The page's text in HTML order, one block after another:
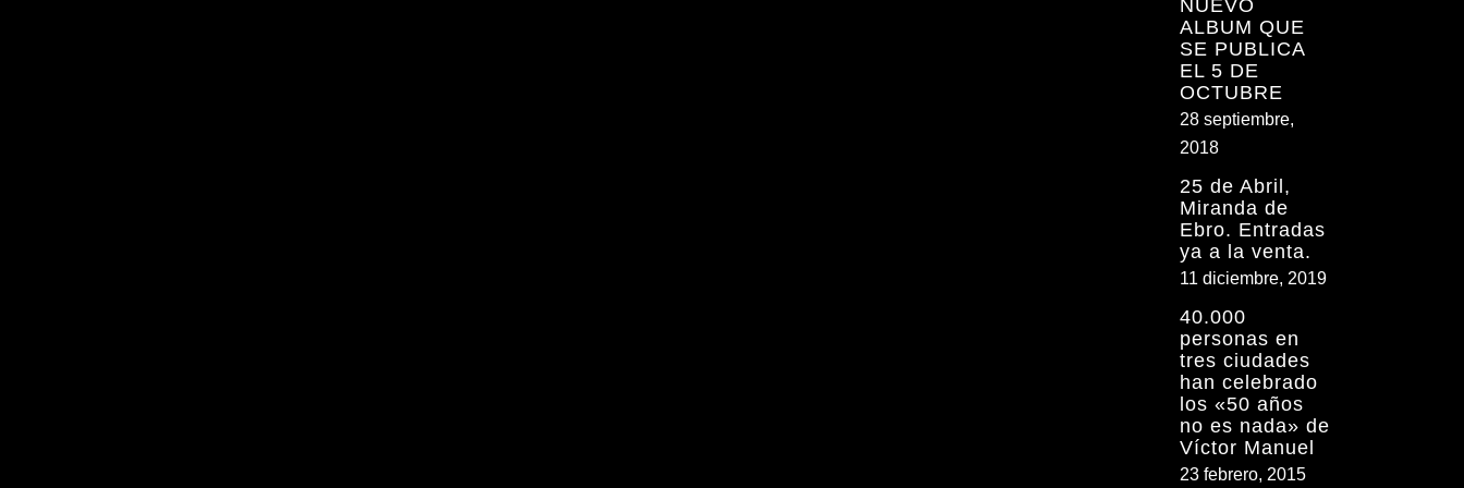
NUEVO
ALBUM QUE
SE PUBLICA
EL 5 DE
OCTUBRE
28 septiembre,
2018
25 de Abril,
Miranda de
Ebro. Entradas
ya a la venta.
11 diciembre, 2019
40.000
personas en
tres ciudades
han celebrado
los «50 años
no es nada» de
Víctor Manuel
23 febrero, 2015